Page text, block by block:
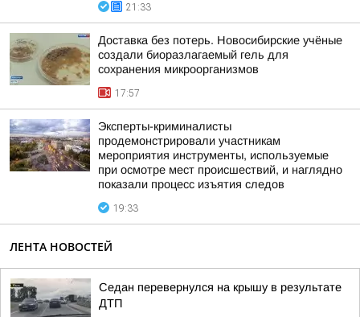
21:33
Доставка без потерь. Новосибирские учёные
создали биоразлагаемый гель для
сохранения микроорганизмов
17:57
Эксперты-криминалисты
продемонстрировали участникам
мероприятия инструменты, используемые
при осмотре мест происшествий, и наглядно
показали процесс изъятия следов
19:33
ЛЕНТА НОВОСТЕЙ
Седан перевернулся на крышу в результате
ДТП